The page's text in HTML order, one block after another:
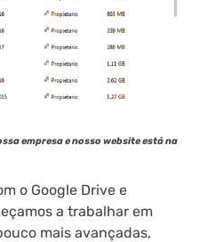
empresa e nosso website está na
o Google Drive e
a trabalhar em
mais avançadas,